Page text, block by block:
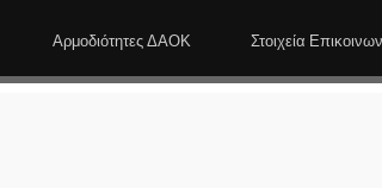
Αρμοδιότητες ΔΑΟΚ Στοιχεία